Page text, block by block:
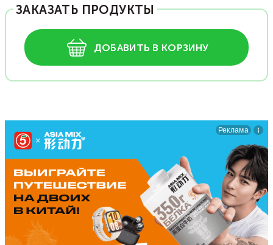
ЗАКАЗАТЬ ПРОДУКТЫ
ДОБАВИТЬ В КОРЗИНУ